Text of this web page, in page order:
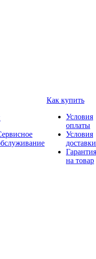
Как купить
Условия
оплаты
Условия
доставки
Гарантия
на товар